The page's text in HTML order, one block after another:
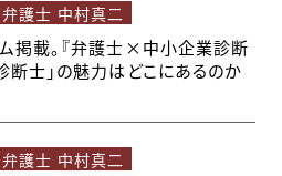
弁護士 中村真二
掲載。『弁護士×中小企業診断
士」の魅力はどこにあるのか
弁護士 中村真二